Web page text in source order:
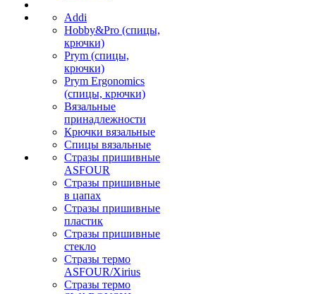
Addi
Hobby&Pro (спицы,
крючки)
Prym (спицы,
крючки)
Prym Ergonomics
(спицы, крючки)
Вязальные
принадлежности
Крючки вязальные
Спицы вязальные
Стразы пришивные
ASFOUR
Стразы пришивные
в цапах
Стразы пришивные
пластик
Стразы пришивные
стекло
Стразы термо
ASFOUR/Xirius
Стразы термо